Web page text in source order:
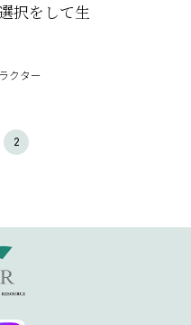
択をして生
クター
2